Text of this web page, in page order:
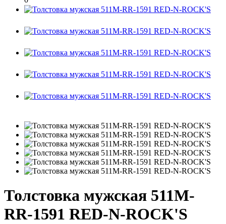
Толстовка мужская 511M-
RR-1591 RED-N-ROCK'S